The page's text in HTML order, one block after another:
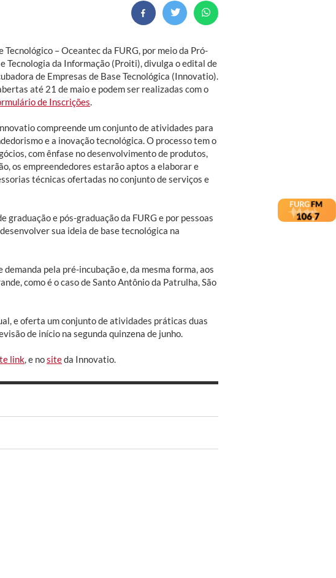
– Oceantec da FURG, por meio da Pró-
Tecnologia da Informação (Proiti), divulga o edital de
de Empresas de Base Tecnológica (Innovatio).
até 21 de maio e podem ser realizadas com o
de Inscrições
compreende um conjunto de atividades para
e a inovação tecnológica. O processo tem o
com ênfase no desenvolvimento de produtos,
os empreendedores estarão aptos a elaborar e
técnicas ofertadas no conjunto de serviços e
e pós-graduação da FURG e por pessoas
sua ideia de base tecnológica na
pela pré-incubação e, da mesma forma, aos
como é o caso de Santo Antônio da Patrulha, São
e oferta um conjunto de atividades práticas duas
de início na segunda quinzena de junho.
link , e nositeda Innovatio.